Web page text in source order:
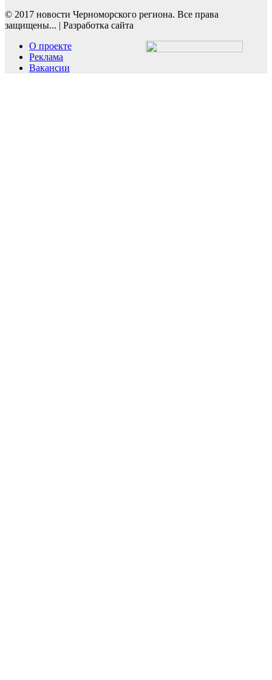
© 2017 новости Черноморского региона. Все права
защищены... | Разработка сайта
О проекте
Реклама
Вакансии